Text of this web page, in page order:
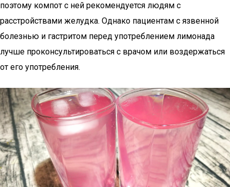
поэтому компот с ней рекомендуется людям с
расстройствами желудка. Однако пациентам с язвенной
болезнью и гастритом перед употреблением лимонада
лучше проконсультироваться с врачом или воздержаться
от его употребления.